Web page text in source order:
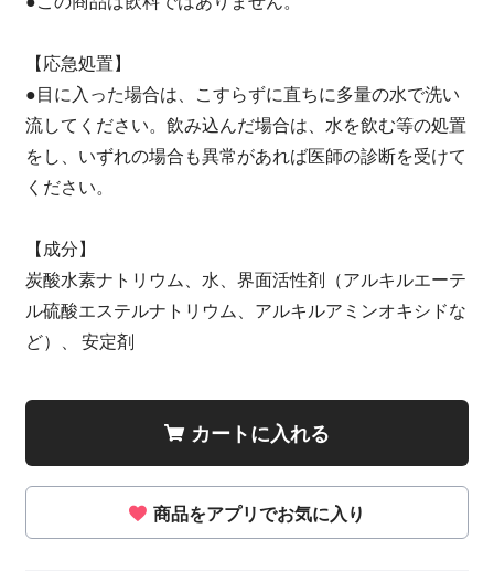
【応急処置】
●目に入った場合は、こすらずに直ちに多量の水で洗い
流してください。飲み込んだ場合は、水を飲む等の処置
をし、いずれの場合も異常があれば医師の診断を受けて
ください。
【成分】
炭酸水素ナトリウム、水、界面活性剤（アルキルエーテ
ル硫酸エステルナトリウム、アルキルアミンオキシドな
ど）、 安定剤
カートに入れる
商品をアプリでお気に入り